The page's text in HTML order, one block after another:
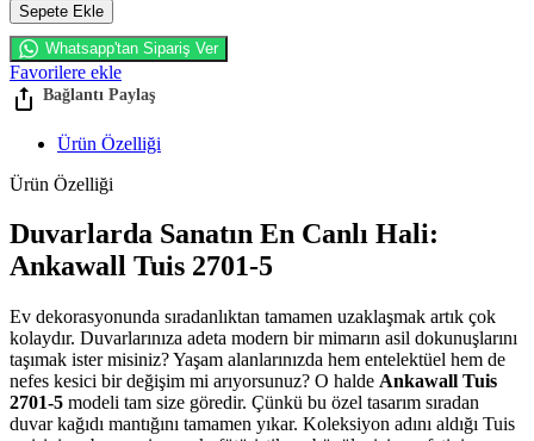
Sepete Ekle
Whatsapp'tan Sipariş Ver
Favorilere ekle
Ürün Özelliği
Ürün Özelliği
Duvarlarda Sanatın En Canlı Hali:
Ankawall Tuis 2701-5
Ev dekorasyonunda sıradanlıktan tamamen uzaklaşmak artık çok
kolaydır. Duvarlarınıza adeta modern bir mimarın asil dokunuşlarını
taşımak ister misiniz? Yaşam alanlarınızda hem entelektüel hem de
nefes kesici bir değişim mi arıyorsunuz? O halde Ankawall Tuis
2701-5 modeli tam size göredir. Çünkü bu özel tasarım sıradan
duvar kağıdı mantığını tamamen yıkar. Koleksiyon adını aldığı Tuis